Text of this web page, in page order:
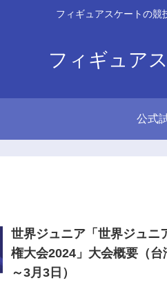
フィギュアスケートの競
フィギュア
公式
世界ジュニア「世界ジュニ
権大会2024」大会概要（
～3月3日）